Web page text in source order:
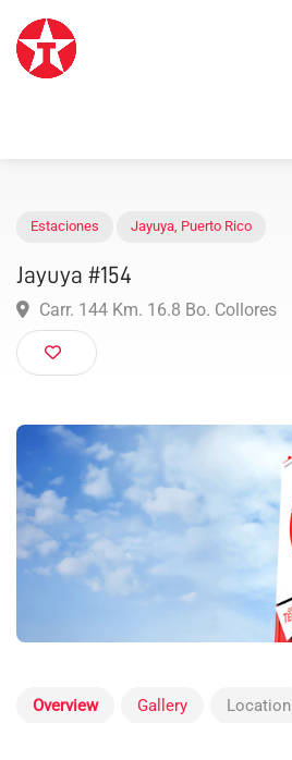
Jayuya #154
Carr. 144 Km. 16.8 Bo. Collores
Overview Gallery Location